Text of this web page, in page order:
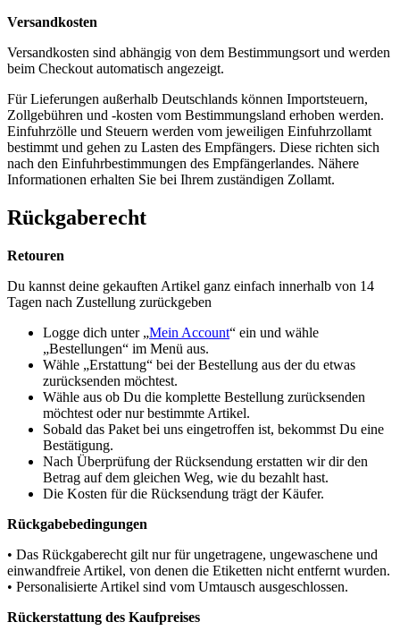
Versandkosten
Versandkosten sind abhängig von dem Bestimmungsort und werden
beim Checkout automatisch angezeigt.
Für Lieferungen außerhalb Deutschlands können Importsteuern,
Zollgebühren und -kosten vom Bestimmungsland erhoben werden.
Einfuhrzölle und Steuern werden vom jeweiligen Einfuhrzollamt
bestimmt und gehen zu Lasten des Empfängers. Diese richten sich
nach den Einfuhrbestimmungen des Empfängerlandes. Nähere
Informationen erhalten Sie bei Ihrem zuständigen Zollamt.
Rückgaberecht
Retouren
Du kannst deine gekauften Artikel ganz einfach innerhalb von 14
Tagen nach Zustellung zurückgeben
Logge dich unter „Mein Account“ ein und wähle
„Bestellungen“ im Menü aus.
Wähle „Erstattung“ bei der Bestellung aus der du etwas
zurücksenden möchtest.
Wähle aus ob Du die komplette Bestellung zurücksenden
möchtest oder nur bestimmte Artikel.
Sobald das Paket bei uns eingetroffen ist, bekommst Du eine
Bestätigung.
Nach Überprüfung der Rücksendung erstatten wir dir den
Betrag auf dem gleichen Weg, wie du bezahlt hast.
Die Kosten für die Rücksendung trägt der Käufer.
Rückgabebedingungen
• Das Rückgaberecht gilt nur für ungetragene, ungewaschene und
einwandfreie Artikel, von denen die Etiketten nicht entfernt wurden.
• Personalisierte Artikel sind vom Umtausch ausgeschlossen.
Rückerstattung des Kaufpreises